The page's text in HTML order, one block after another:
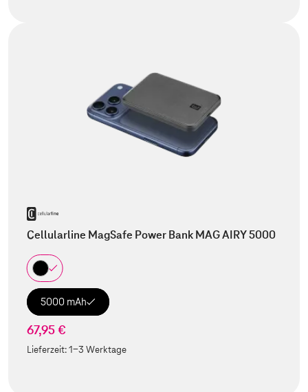
Cellularline MagSafe Power Bank MAG AIRY 5000
5000 mAh
67,95 €
Lieferzeit:1-3 Werktage